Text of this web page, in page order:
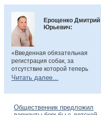
Ерощенко Дмитрий
Юрьевич:
«Введенная обязательная
регистрация собак, за
отсутствие которой теперь
предусмотрен штраф. Эта мера
учет домашних животных и
владельцев. Особенно важно,
Читать далее...
Общественник предложил